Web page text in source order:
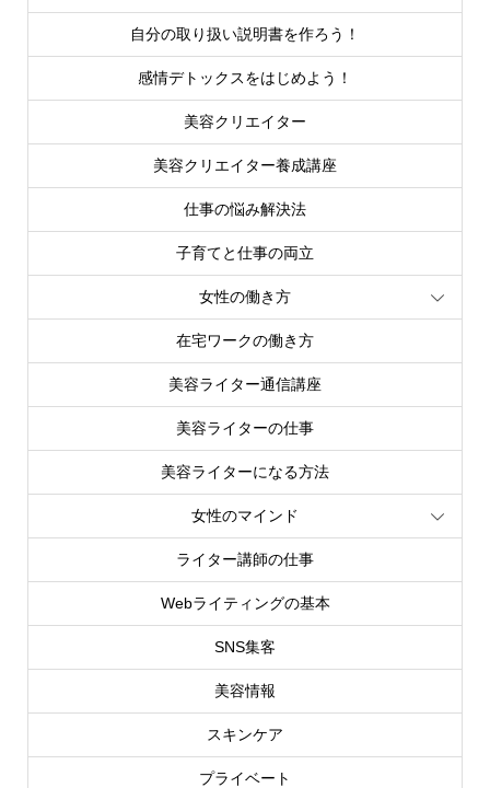
自分の取り扱い説明書を作ろう！
感情デトックスをはじめよう！
美容クリエイター
美容クリエイター養成講座
仕事の悩み解決法
子育てと仕事の両立
女性の働き方
在宅ワークの働き方
美容ライター通信講座
美容ライターの仕事
美容ライターになる方法
女性のマインド
ライター講師の仕事
Webライティングの基本
SNS集客
美容情報
スキンケア
プライベート